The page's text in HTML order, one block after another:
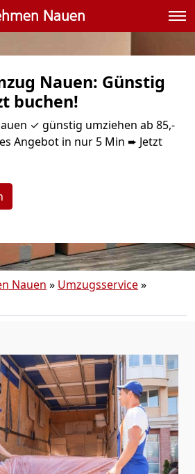
Nauen
Nauen: Günstig
buchen!
✓ günstig umziehen ab 85,-
Angebot in nur 5 Min ➨ Jetzt
Nauen » Umzugsservice»